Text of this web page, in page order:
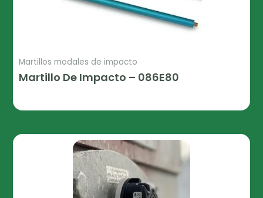
Martillos modales de impacto
Martillo De Impacto – 086E80